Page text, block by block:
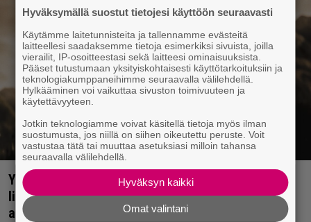
Yöllä tv:ssä: Sotaelokuvan näyttelijät kasvattivat
lihakset nopeasti erikoisella kikalla – IMDb-
arvosana on 7,6
Hyväksymällä suostut tietojesi käyttöön seuraavasti
Käytämme laitetunnisteita ja tallennamme evästeitä
laitteellesi saadaksemme tietoja esimerkiksi sivuista, joilla
vierailit, IP-osoitteestasi sekä laitteesi ominaisuuksista.
Pääset tutustumaan yksityiskohtaisesti käyttötarkoituksiin ja
teknologiakumppaneihimme seuraavalla välilehdellä.
Hylkääminen voi vaikuttaa sivuston toimivuuteen ja
käytettävyyteen.
Jotkin teknologiamme voivat käsitellä tietoja myös ilman
suostumusta, jos niillä on siihen oikeutettu peruste. Voit
vastustaa tätä tai muuttaa asetuksiasi milloin tahansa
seuraavalla välilehdellä.
Hyväksyn kaikki
Omat valintani